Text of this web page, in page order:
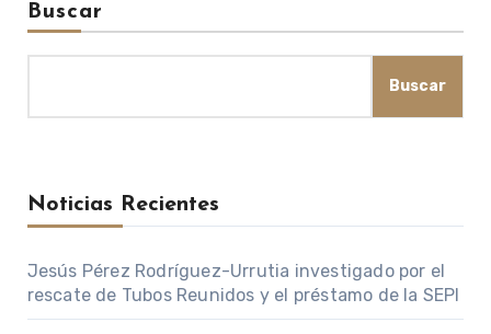
Buscar
Buscar
Noticias Recientes
Jesús Pérez Rodríguez-Urrutia investigado por el
rescate de Tubos Reunidos y el préstamo de la SEPI